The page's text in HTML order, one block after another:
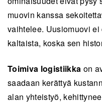
muovin kanssa
vaihtelee. Uusiomuovi
kaltaista, koska sen
Toimiva logistiikka on
saadaan kerättyä
alan yhteistyö,